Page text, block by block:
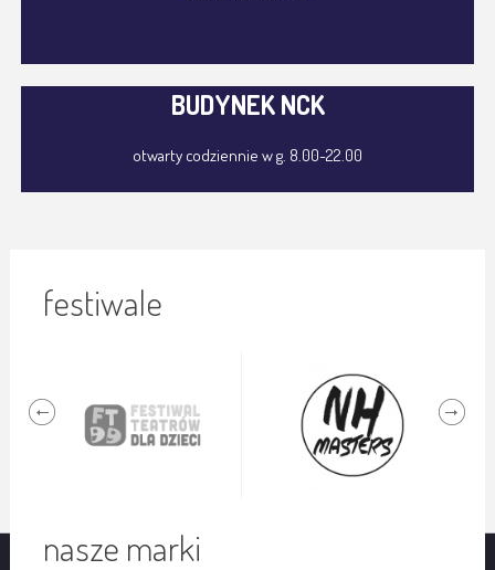
BUDYNEK NCK
otwarty codziennie w g. 8.00-22.00
festiwale
nasze marki